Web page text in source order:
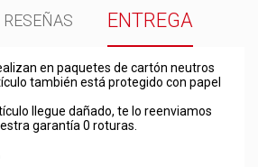
RESEÑAS ENTREGA
en paquetes de cartón neutros
también está protegido con papel
llegue dañado, te lo reenviamos
garantía 0 roturas.